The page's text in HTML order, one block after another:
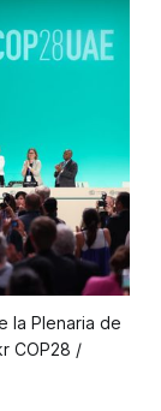
la Plenaria de
COP28 /